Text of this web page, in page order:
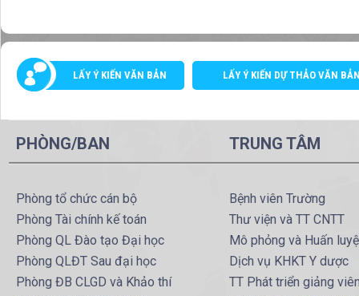
LẤY Ý KIẾN VĂN BẢN LẤY Ý KIẾN DỰ THẢO VĂN
PHÒNG/BAN
Phòng tổ chức cán bộ
Phòng Tài chính kế toán
Phòng QL Đào tạo Đại học
Phòng QLĐT Sau đại học
Phòng ĐB CLGD và Khảo thí
TRUNG TÂM
Bệnh viên Trường
Thư viện và TT CNTT
Mô phỏng và Huấn
Dịch vụ KHKT Y dược
TT Phát triển giảng